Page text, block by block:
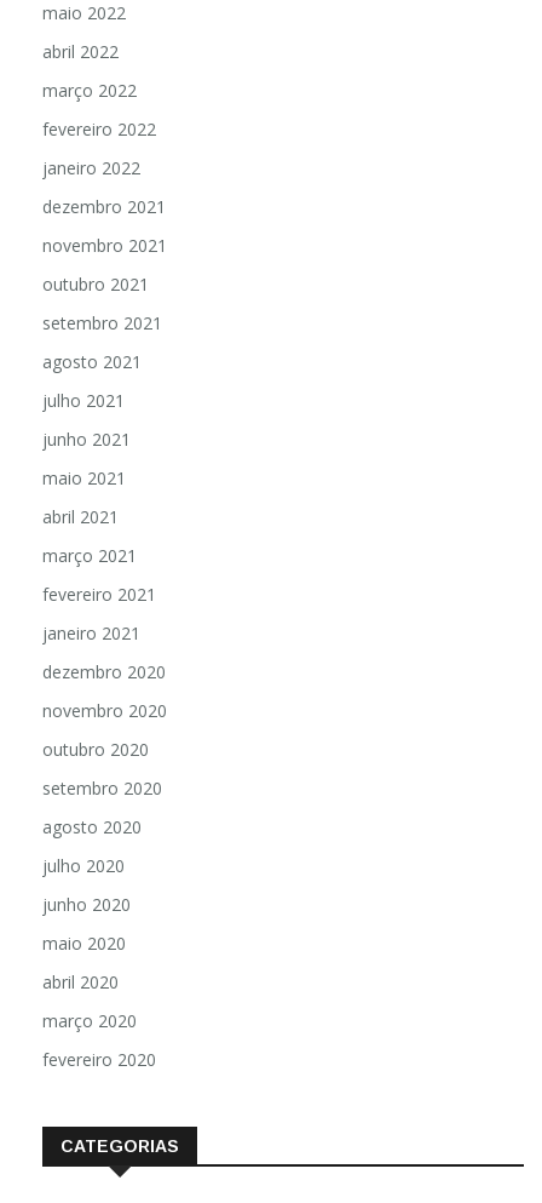
maio 2022
abril 2022
março 2022
fevereiro 2022
janeiro 2022
dezembro 2021
novembro 2021
outubro 2021
setembro 2021
agosto 2021
julho 2021
junho 2021
maio 2021
abril 2021
março 2021
fevereiro 2021
janeiro 2021
dezembro 2020
novembro 2020
outubro 2020
setembro 2020
agosto 2020
julho 2020
junho 2020
maio 2020
abril 2020
março 2020
fevereiro 2020
CATEGORIAS